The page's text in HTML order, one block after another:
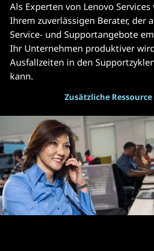
Als Experten von Lenovo Services
Ihrem zuverlässigen Berater, der
Service- und Supportangebote
Ihr Unternehmen produktiver
Ausfallzeiten in den
kann.
Zusätzliche Ressource